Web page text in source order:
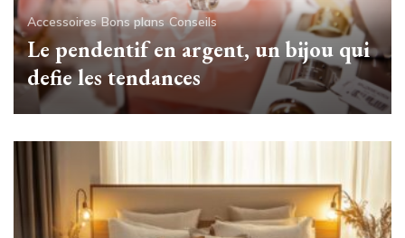
Accessoires Bons plans Conseils
Le pendentif en argent, un bijou qui
defie les tendances